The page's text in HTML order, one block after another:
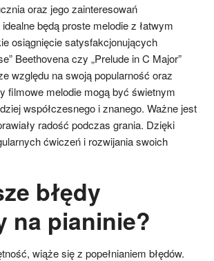
oraz jego zainteresowań
będą proste melodie z łatwym
osiągnięcie satysfakcjonujących
Beethovena czy „Prelude in C Major”
względu na swoją popularność oraz
filmowe melodie mogą być świetnym
współczesnego i znanego. Ważne jest
radość podczas grania. Dzięki
ćwiczeń i rozwijania swoich
błędy
na pianinie?
wiąże się z popełnianiem błędów.